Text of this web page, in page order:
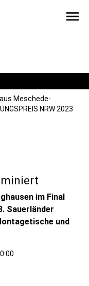
menu
Meschede-
NRW 2023
im Final
Sauerländer
und